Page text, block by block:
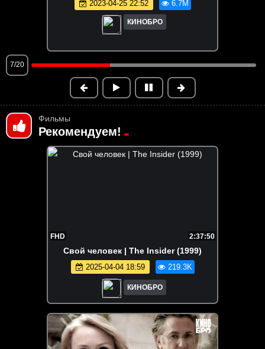
6.7M
8/20
Фильмы
Рекомендуем!
FHD 2:37:50
Свой человек | The Insider (1999)
2025-04-04 18:59 219.3K
КИНОБРО